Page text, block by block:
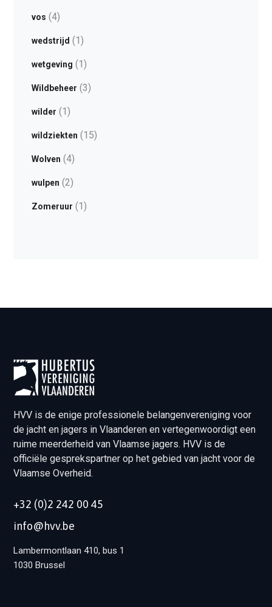
vos (4)
wedstrijd (1)
wetgeving (1)
Wildbeheer (3)
wilder (1)
wildziekten (15)
Wolven (4)
wulpen (2)
Zomeruur (1)
HVV is de enige professionele belangenvereniging voor
de jacht en jagers in Vlaanderen en vertegenwoordigt een
ruime meerderheid van Vlaamse jagers. HVV is de
officiële gesprekspartner op het gebied van jacht voor de
Vlaamse Overheid.
+32 (0)2 242 00 45
info@hvv.be
Lambermontlaan 410, bus 1
1030 Brussel